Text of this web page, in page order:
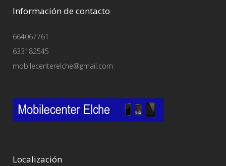
Información de contacto
664067761
633182545
mobilecenterelche@gmail.com
Localización